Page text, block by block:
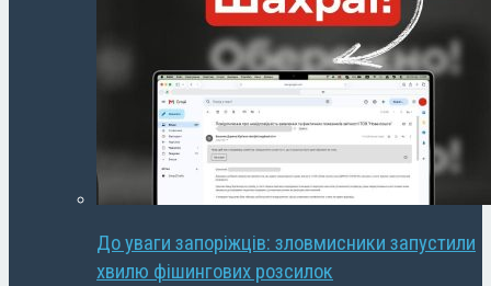
До уваги запоріжців: зловмисники запустили
хвилю фішингових розсилок